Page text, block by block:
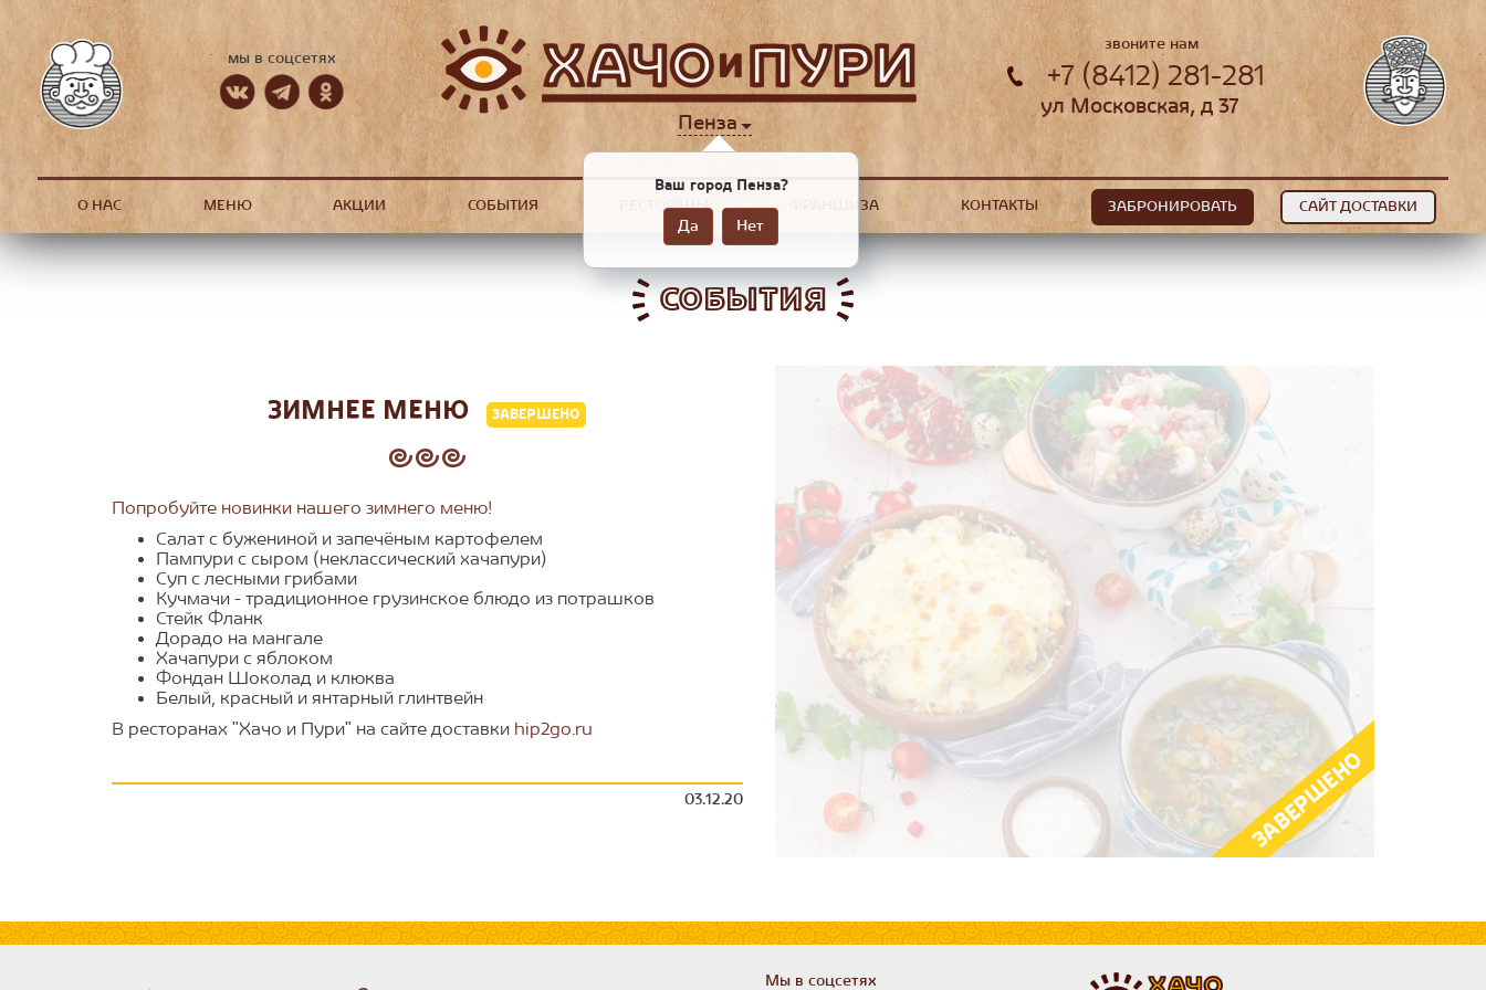
мы в соцсетях
Пенза
Ваш город Пенза?
Да Нет
звоните нам
+7 (8412) 281-281
ул Московская, д 37
О НАС МЕНЮ АКЦИИ СОБЫТИЯ РЕСТОРАНЫ ФРАНШИЗА КОНТАКТЫ ЗАБРОНИРОВАТЬ САЙТ ДОСТАВКИ
СОБЫТИЯ
ЗИМНЕЕ МЕНЮ ЗАВЕРШЕНО
Попробуйте новинки нашего зимнего меню!
Салат с бужениной и запечёным картофелем
Пампури с сыром (неклассический хачапури)
Суп с лесными грибами
Кучмачи - традиционное грузинское блюдо из потрашков
Стейк Фланк
Дорадо на мангале
Хачапури с яблоком
Фондан Шоколад и клюква
Белый, красный и янтарный глинтвейн
В ресторанах "Хачо и Пури" на сайте доставки hip2go.ru
03.12.20 ЗАВЕРШЕНО
Мы в соцсетях